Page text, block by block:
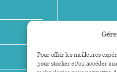
Pour offrir les meilleures
pour stocker et/ou accéder